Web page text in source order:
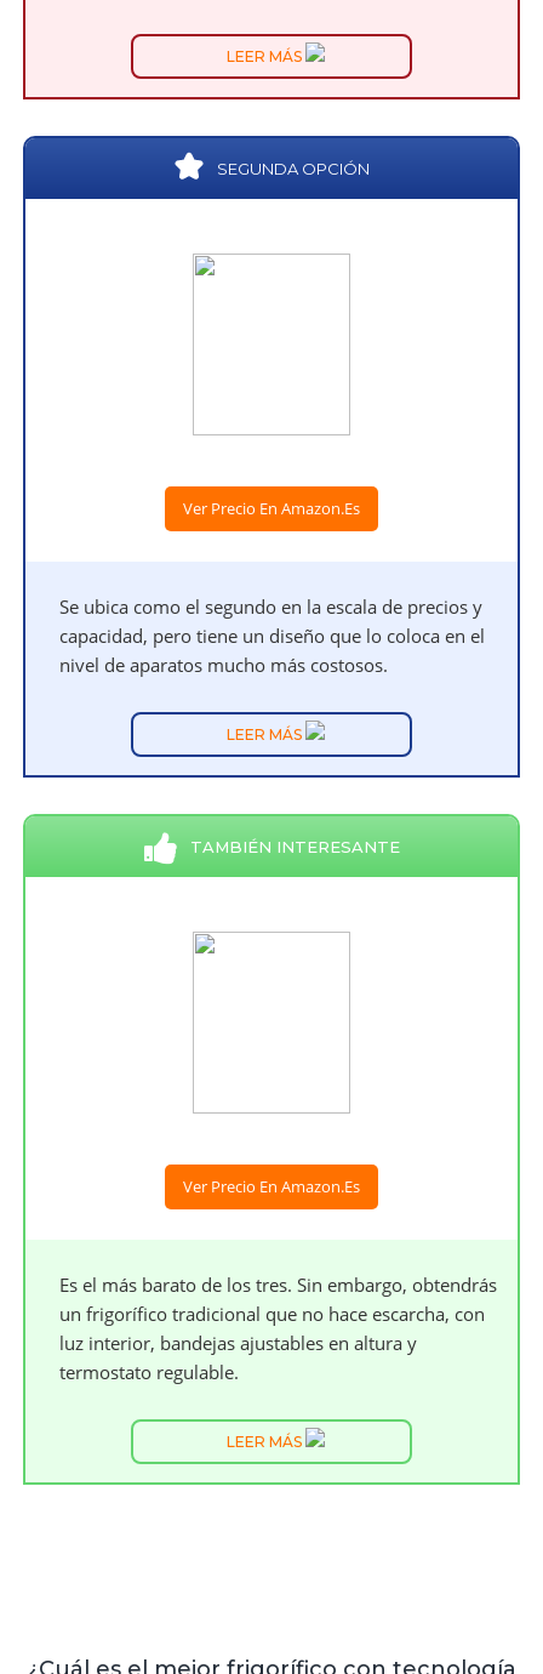
LEER MÁS
SEGUNDA OPCIÓN
Ver Precio En Amazon.es
Se ubica como el segundo en la escala de precios y
capacidad, pero tiene un diseño que lo coloca en el
nivel de aparatos mucho más costosos.
LEER MÁS
TAMBIÉN INTERESANTE
Ver Precio En Amazon.es
Es el más barato de los tres. Sin embargo, obtendrás
un frigorífico tradicional que no hace escarcha, con
luz interior, bandejas ajustables en altura y
termostato regulable.
LEER MÁS